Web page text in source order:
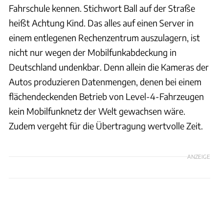
Fahrschule kennen. Stichwort Ball auf der Straße
heißt Achtung Kind. Das alles auf einen Server in
einem entlegenen Rechenzentrum auszulagern, ist
nicht nur wegen der Mobilfunkabdeckung in
Deutschland undenkbar. Denn allein die Kameras der
Autos produzieren Datenmengen, denen bei einem
flächendeckenden Betrieb von Level-4-Fahrzeugen
kein Mobilfunknetz der Welt gewachsen wäre.
Zudem vergeht für die Übertragung wertvolle Zeit.
ANZEIGE